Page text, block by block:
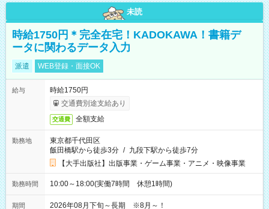
未読
時給1750円＊完全在宅！KADOKAWA！書籍デ
ータに関わるデータ入力
派遣 WEB登録・面接OK
給与
時給1750円
交通費別途支給あり
交通費 全額支給
勤務地
東京都千代田区
飯田橋駅から徒歩3分 / 九段下駅から徒歩7分
【大手出版社】出版事業・ゲーム事業・アニメ・映像事業
勤務時間 10:00～18:00(実働7時間 休憩1時間)
期間 2026年08月下旬～長期 ※8月～！